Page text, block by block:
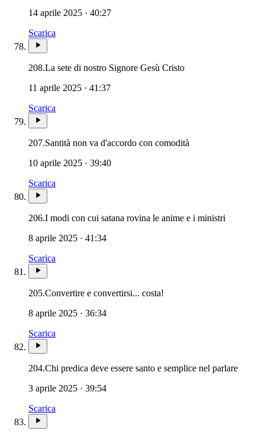
14 aprile 2025 · 40:27
Scarica
208.La sete di nostro Signore Gesù Cristo
11 aprile 2025 · 41:37
Scarica
207.Santità non va d'accordo con comodità
10 aprile 2025 · 39:40
Scarica
206.I modi con cui satana rovina le anime e i ministri
8 aprile 2025 · 41:34
Scarica
205.Convertire e convertirsi... costa!
8 aprile 2025 · 36:34
Scarica
204.Chi predica deve essere santo e semplice nel parlare
3 aprile 2025 · 39:54
Scarica